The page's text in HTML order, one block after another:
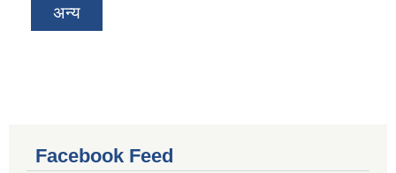
अन्य
Facebook Feed